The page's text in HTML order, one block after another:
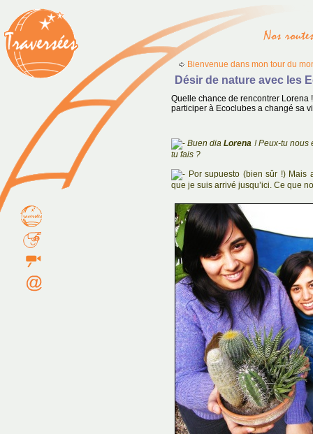
Bienvenue dans mon tour du
Désir de nature avec les
Quelle chance de rencontrer Lorena
participer à Ecoclubes a changé sa
Buen diaLorena ! Peux-tu nous
tu fais ?
Por supuesto (bien sûr !) Mais
que je suis arrivé jusqu’ici. Ce que